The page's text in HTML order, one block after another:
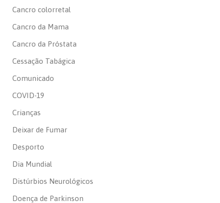
Cancro colorretal
Cancro da Mama
Cancro da Próstata
Cessação Tabágica
Comunicado
COVID-19
Crianças
Deixar de Fumar
Desporto
Dia Mundial
Distúrbios Neurológicos
Doença de Parkinson